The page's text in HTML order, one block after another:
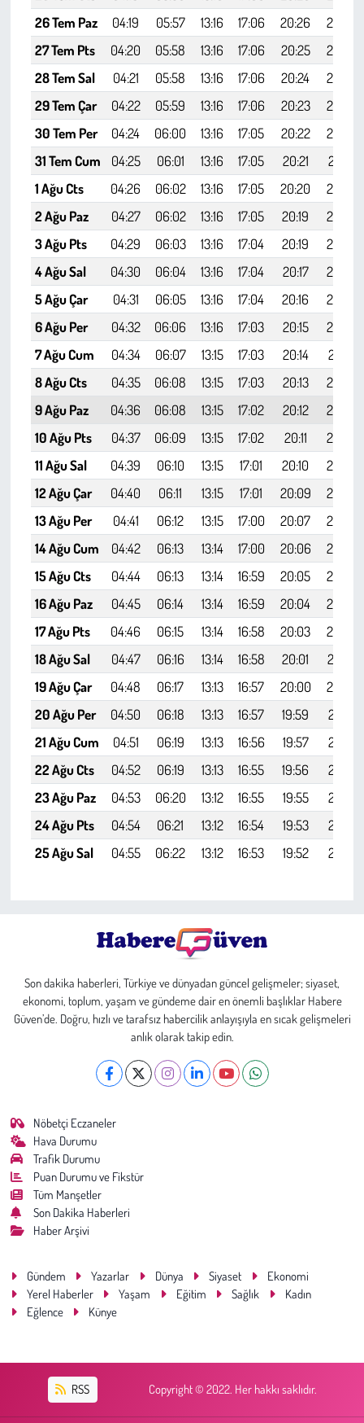
26 Tem Paz
04:19 05:57 13:16 17:06 20:26
21:57
27 Tem Pts
04:20 05:58 13:16 17:06 20:25
21:56
28 Tem Sal
04:21 05:58 13:16 17:06 20:24
21:54
29 Tem Çar
04:22 05:59 13:16 17:06 20:23
21:53
30 Tem Per
04:24 06:00 13:16 17:05 20:22
21:52
31 Tem Cum
04:25 06:01 13:16 17:05 20:21
21:51
1 Ağu Cts
04:26 06:02 13:16 17:05 20:20
21:49
2 Ağu Paz
04:27 06:02 13:16 17:05 20:19
21:48
3 Ağu Pts
04:29 06:03 13:16 17:04 20:19
21:47
4 Ağu Sal
04:30 06:04 13:16 17:04 20:17
21:45
5 Ağu Çar
04:31 06:05 13:16 17:04 20:16
21:44
6 Ağu Per
04:32 06:06 13:16 17:03 20:15
21:42
7 Ağu Cum
04:34 06:07 13:15 17:03 20:14
21:41
8 Ağu Cts
04:35 06:08 13:15 17:03 20:13
21:40
9 Ağu Paz
04:36 06:08 13:15 17:02 20:12
21:38
10 Ağu Pts
04:37 06:09 13:15 17:02 20:11
21:37
11 Ağu Sal
04:39 06:10 13:15 17:01 20:10
21:35
12 Ağu Çar
04:40 06:11 13:15 17:01 20:09
21:33
13 Ağu Per
04:41 06:12 13:15 17:00 20:07
21:32
14 Ağu Cum
04:42 06:13 13:14 17:00 20:06
21:30
15 Ağu Cts
04:44 06:13 13:14 16:59 20:05
21:29
16 Ağu Paz
04:45 06:14 13:14 16:59 20:04
21:27
17 Ağu Pts
04:46 06:15 13:14 16:58 20:03
21:26
18 Ağu Sal
04:47 06:16 13:14 16:58 20:01
21:24
19 Ağu Çar
04:48 06:17 13:13 16:57 20:00
21:22
20 Ağu Per
04:50 06:18 13:13 16:57 19:59
21:21
21 Ağu Cum
04:51 06:19 13:13 16:56 19:57
21:19
22 Ağu Cts
04:52 06:19 13:13 16:55 19:56
21:18
23 Ağu Paz
04:53 06:20 13:12 16:55 19:55
21:16
24 Ağu Pts
04:54 06:21 13:12 16:54 19:53
21:14
25 Ağu Sal
04:55 06:22 13:12 16:53 19:52 21:13
Son dakika haberleri, Türkiye ve dünyadan güncel gelişmeler; siyaset,
ekonomi, toplum, yaşam ve gündeme dair en önemli başlıklar Habere
Güven’de. Doğru, hızlı ve tarafsız habercilik anlayışıyla en sıcak gelişmeleri
anlık olarak takip edin.
Nöbetçi Eczaneler
Hava Durumu
Trafik Durumu
Puan Durumu ve Fikstür
Tüm Manşetler
Son Dakika Haberleri
Haber Arşivi
Gündem Yazarlar Dünya Siyaset
Ekonomi
Yerel Haberler
Yaşam Eğitim Sağlık
Kadın
Eğlence
Künye
RSS Copyright © 2022. Her hakkı saklıdır.
Eğlence